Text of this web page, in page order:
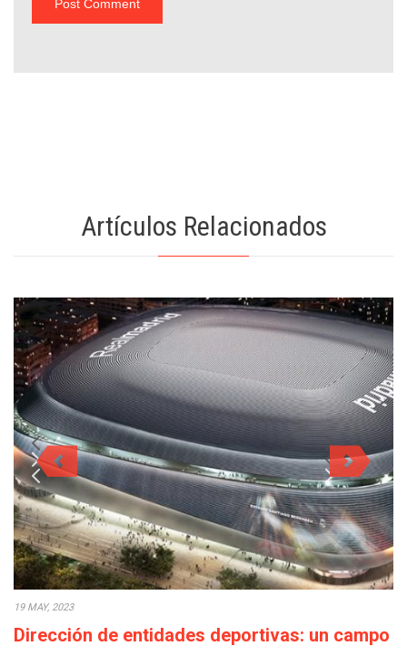
Artículos Relacionados
19 MAY, 2023
Dirección de entidades deportivas: un campo